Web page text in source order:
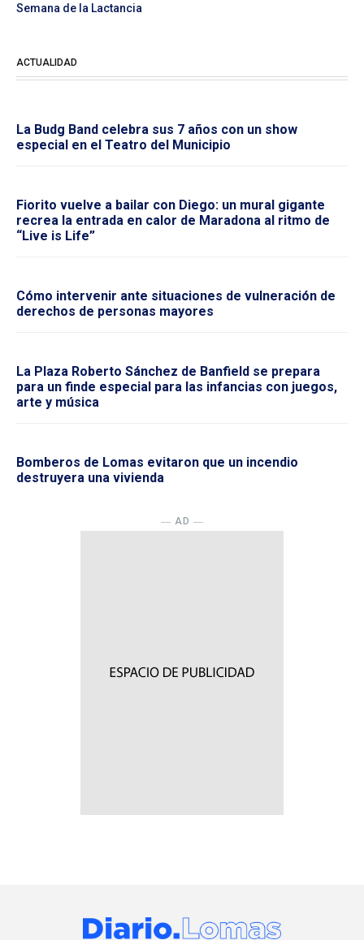
Semana de la Lactancia
ACTUALIDAD
La Budg Band celebra sus 7 años con un show
especial en el Teatro del Municipio
Fiorito vuelve a bailar con Diego: un mural gigante
recrea la entrada en calor de Maradona al ritmo de
“Live is Life”
Cómo intervenir ante situaciones de vulneración de
derechos de personas mayores
La Plaza Roberto Sánchez de Banfield se prepara
para un finde especial para las infancias con juegos,
arte y música
Bomberos de Lomas evitaron que un incendio
destruyera una vivienda
― AD ―